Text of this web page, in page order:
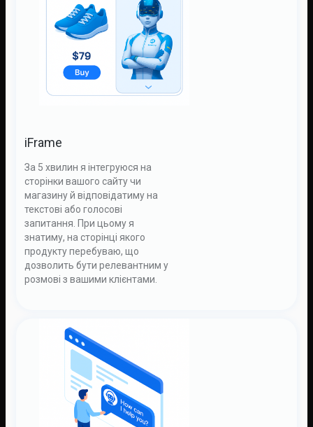
iFrame
За 5 хвилин я інтегруюся на
сторінки вашого сайту чи
магазину й відповідатиму на
текстові або голосові
запитання. При цьому я
знатиму, на сторінці якого
продукту перебуваю, що
дозволить бути релевантним у
розмові з вашими клієнтами.